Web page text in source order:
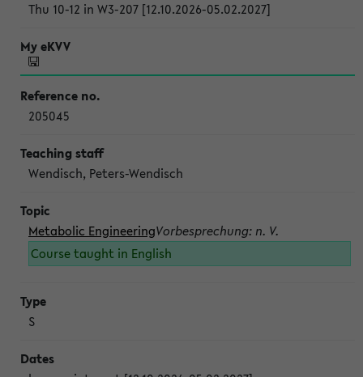
Thu 10-12 in W3-207 [12.10.2026-05.02.2027]
205045
Wendisch, Peters-Wendisch
Metabolic EngineeringVorbesprechung: n. V.
Course taught in English
S